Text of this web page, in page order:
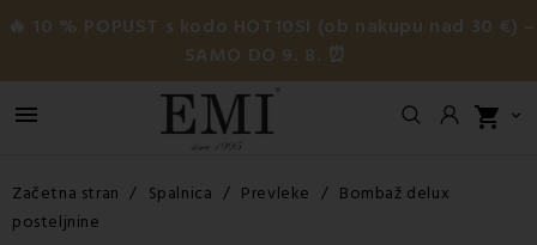
🔥 10 % POPUST s kodo HOT10SI (ob nakupu nad 30 €) –
SAMO DO 9. 8. ⏰
 shopping_cart 
Začetna stran Spalnica Prevleke
Bombaž delux
posteljnine